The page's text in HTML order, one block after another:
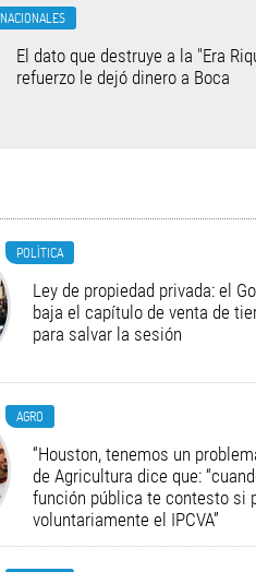
NACIONALES
El dato que destruye a la "Era
refuerzo le dejó dinero a Boca
POLÍTICA
Ley de propiedad privada: el
baja el capítulo de venta de
para salvar la sesión
AGRO
“Houston, tenemos un
de Agricultura dice que:
función pública te contesto si
voluntariamente el IPCVA”